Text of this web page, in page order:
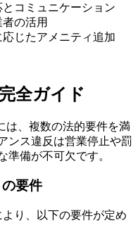
コミュニケーション
の活用
じたアメニティ追加
全ガイド
は、複数の法的要件を満
ンス違反は営業停止や罰
準備が不可欠です。
要件
り、以下の要件が定め